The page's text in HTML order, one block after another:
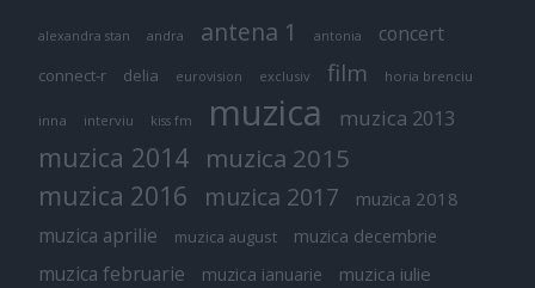
alexandra stan andra antena 1 antonia concert
connect-r delia eurovision exclusiv film horia brenciu
inna interviu kiss fm muzica muzica 2013
muzica 2014 muzica 2015
muzica 2016 muzica 2017 muzica 2018
muzica aprilie muzica august muzica decembrie
muzica februarie muzica ianuarie muzica iulie